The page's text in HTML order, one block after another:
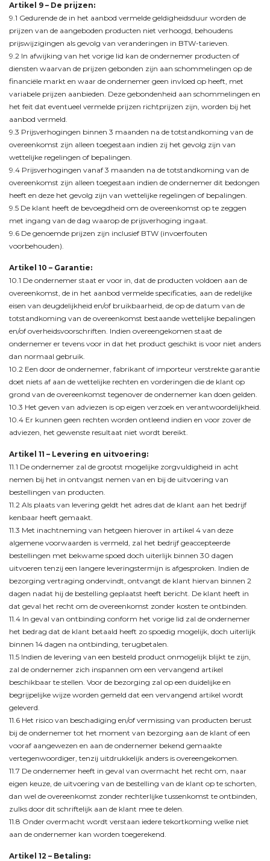
Artikel 9 – De prijzen:
9.1 Gedurende de in het aanbod vermelde geldigheidsduur worden de
prijzen van de aangeboden producten niet verhoogd, behoudens
prijswijzigingen als gevolg van veranderingen in BTW-tarieven.
9.2 In afwijking van het vorige lid kan de ondernemer producten of
diensten waarvan de prijzen gebonden zijn aan schommelingen op de
financiële markt en waar de ondernemer geen invloed op heeft, met
variabele prijzen aanbieden. Deze gebondenheid aan schommelingen en
het feit dat eventueel vermelde prijzen richtprijzen zijn, worden bij het
aanbod vermeld.
9.3 Prijsverhogingen binnen 3 maanden na de totstandkoming van de
overeenkomst zijn alleen toegestaan indien zij het gevolg zijn van
wettelijke regelingen of bepalingen.
9.4 Prijsverhogingen vanaf 3 maanden na de totstandkoming van de
overeenkomst zijn alleen toegestaan indien de ondernemer dit bedongen
heeft en deze het gevolg zijn van wettelijke regelingen of bepalingen.
9.5 De klant heeft de bevoegdheid om de overeenkomst op te zeggen
met ingang van de dag waarop de prijsverhoging ingaat.
9.6 De genoemde prijzen zijn inclusief BTW (invoerfouten
voorbehouden).
Artikel 10 – Garantie:
10.1 De ondernemer staat er voor in, dat de producten voldoen aan de
overeenkomst, de in het aanbod vermelde specificaties, aan de redelijke
eisen van deugdelijkheid en/of bruikbaarheid, de op de datum van de
totstandkoming van de overeenkomst bestaande wettelijke bepalingen
en/of overheidsvoorschriften. Indien overeengekomen staat de
ondernemer er tevens voor in dat het product geschikt is voor niet anders
dan normaal gebruik.
10.2 Een door de ondernemer, fabrikant of importeur verstrekte garantie
doet niets af aan de wettelijke rechten en vorderingen die de klant op
grond van de overeenkomst tegenover de ondernemer kan doen gelden.
10.3 Het geven van adviezen is op eigen verzoek en verantwoordelijkheid.
10.4 Er kunnen geen rechten worden ontleend indien en voor zover de
adviezen, het gewenste resultaat niet wordt bereikt.
Artikel 11 – Levering en uitvoering:
11.1 De ondernemer zal de grootst mogelijke zorgvuldigheid in acht
nemen bij het in ontvangst nemen van en bij de uitvoering van
bestellingen van producten.
11.2 Als plaats van levering geldt het adres dat de klant aan het bedrijf
kenbaar heeft gemaakt.
11.3 Met inachtneming van hetgeen hierover in artikel 4 van deze
algemene voorwaarden is vermeld, zal het bedrijf geaccepteerde
bestellingen met bekwame spoed doch uiterlijk binnen 30 dagen
uitvoeren tenzij een langere leveringstermijn is afgesproken. Indien de
bezorging vertraging ondervindt, ontvangt de klant hiervan binnen 2
dagen nadat hij de bestelling geplaatst heeft bericht. De klant heeft in
dat geval het recht om de overeenkomst zonder kosten te ontbinden.
11.4 In geval van ontbinding conform het vorige lid zal de ondernemer
het bedrag dat de klant betaald heeft zo spoedig mogelijk, doch uiterlijk
binnen 14 dagen na ontbinding, terugbetalen.
11.5 Indien de levering van een besteld product onmogelijk blijkt te zijn,
zal de ondernemer zich inspannen om een vervangend artikel
beschikbaar te stellen. Voor de bezorging zal op een duidelijke en
begrijpelijke wijze worden gemeld dat een vervangend artikel wordt
geleverd.
11.6 Het risico van beschadiging en/of vermissing van producten berust
bij de ondernemer tot het moment van bezorging aan de klant of een
vooraf aangewezen en aan de ondernemer bekend gemaakte
vertegenwoordiger, tenzij uitdrukkelijk anders is overeengekomen.
11.7 De ondernemer heeft in geval van overmacht het recht om, naar
eigen keuze, de uitvoering van de bestelling van de klant op te schorten,
dan wel de overeenkomst zonder rechterlijke tussenkomst te ontbinden,
zulks door dit schriftelijk aan de klant mee te delen.
11.8 Onder overmacht wordt verstaan iedere tekortkoming welke niet
aan de ondernemer kan worden toegerekend.
Artikel 12 – Betaling: